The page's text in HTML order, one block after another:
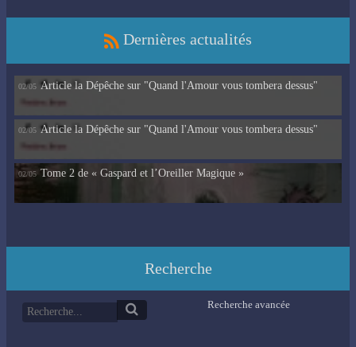
Dernières actualités
02/05 Article la Dépêche sur "Quand l'Amour vous tombera dessus"
02/05 Article la Dépêche sur "Quand l'Amour vous tombera dessus"
02/05 Tome 2 de « Gaspard et l’Oreiller Magique »
Recherche
Recherche avancée